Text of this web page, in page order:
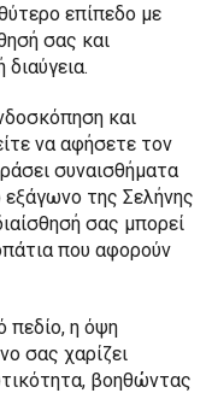
επίπεδο με
σας και
και
να αφήσετε τον
συναισθήματα
της Σελήνης
σας μπορεί
που αφορούν
πεδίο, η όψη
σας χαρίζει
βοηθώντας